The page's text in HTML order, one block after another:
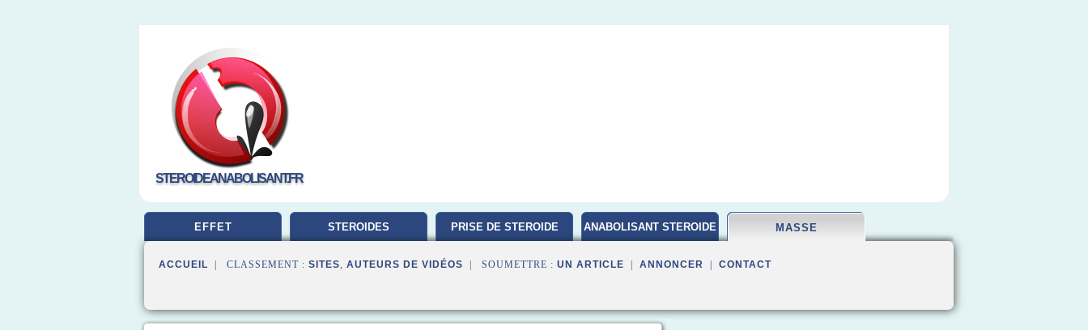
STEROIDEANABOLISANT.FR
EFFET STEROIDES PRISE DE STEROIDE ANABOLISANT STEROIDE MASSE
ACCUEIL | CLASSEMENT : SITES, AUTEURS DE VIDÉOS | SOUMETTRE : UN ARTICLE ANNONCER CONTACT